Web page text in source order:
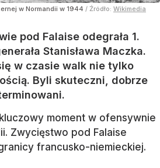
w Normandii w 1944 / Źródło: Wikimedia
pod Falaise odegrała 1.
Stanisława Maczka.
w czasie walk nie tylko
Byli skuteczni, dobrze
moment w ofensywnie
Zwycięstwo pod Falaise
francusko-niemieckiej.